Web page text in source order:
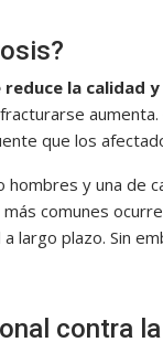
la calidad
que los
hombres y una
comunes
largo plazo. Sin
contra